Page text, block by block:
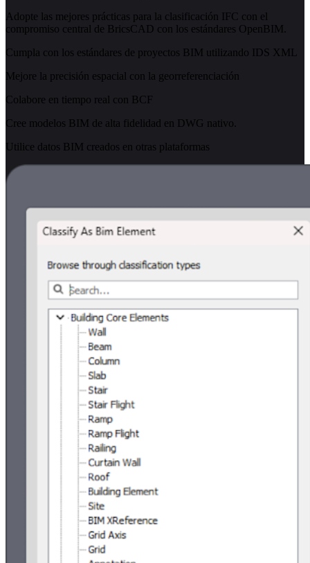
Adopte las mejores prácticas para la clasificación IFC con el
compromiso central de BricsCAD con los estándares OpenBIM.
Cumpla con los estándares de proyectos BIM utilizando IDS XML
Mejore la precisión espacial con la georreferenciación
Colabore en tiempo real con BCF
Cree modelos BIM de alta fidelidad en DWG nativo.
Utilice datos BIM creados en otras plataformas